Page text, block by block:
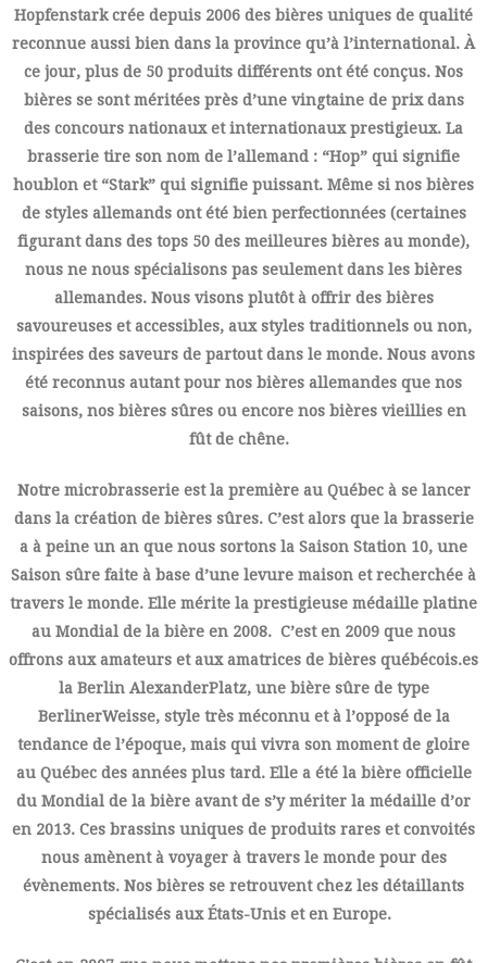
Hopfenstark crée depuis 2006 des bières uniques de qualité
reconnue aussi bien dans la province qu’à l’international. À
ce jour, plus de 50 produits différents ont été conçus. Nos
bières se sont méritées près d’une vingtaine de prix dans
des concours nationaux et internationaux prestigieux. La
brasserie tire son nom de l’allemand : “Hop” qui signifie
houblon et “Stark” qui signifie puissant. Même si nos bières
de styles allemands ont été bien perfectionnées (certaines
figurant dans des tops 50 des meilleures bières au monde),
nous ne nous spécialisons pas seulement dans les bières
allemandes. Nous visons plutôt à offrir des bières
savoureuses et accessibles, aux styles traditionnels ou non,
inspirées des saveurs de partout dans le monde. Nous avons
été reconnus autant pour nos bières allemandes que nos
saisons, nos bières sûres ou encore nos bières vieillies en
fût de chêne.
Notre microbrasserie est la première au Québec à se lancer
dans la création de bières sûres. C’est alors que la brasserie
a à peine un an que nous sortons la Saison Station 10, une
Saison sûre faite à base d’une levure maison et recherchée à
travers le monde. Elle mérite la prestigieuse médaille platine
au Mondial de la bière en 2008. C’est en 2009 que nous
offrons aux amateurs et aux amatrices de bières québécois.es
la Berlin AlexanderPlatz, une bière sûre de type
BerlinerWeisse, style très méconnu et à l’opposé de la
tendance de l’époque, mais qui vivra son moment de gloire
au Québec des années plus tard. Elle a été la bière officielle
du Mondial de la bière avant de s’y mériter la médaille d’or
en 2013. Ces brassins uniques de produits rares et convoités
nous amènent à voyager à travers le monde pour des
évènements. Nos bières se retrouvent chez les détaillants
spécialisés aux États-Unis et en Europe.